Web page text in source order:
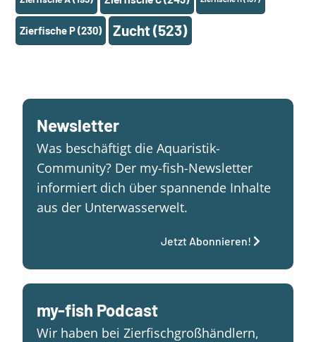
Zierfische P(230) Zucht(523)
Newsletter
Was beschäftigt die Aquaristik-
Community? Der my-fish-Newsletter
informiert dich über spannende Inhalte
aus der Unterwasserwelt.
Jetzt Abonnieren!
my-fish Podcast
Wir haben bei Zierfischgroßhändlern,